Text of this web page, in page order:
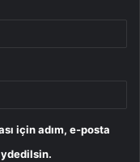
için adım, e-posta